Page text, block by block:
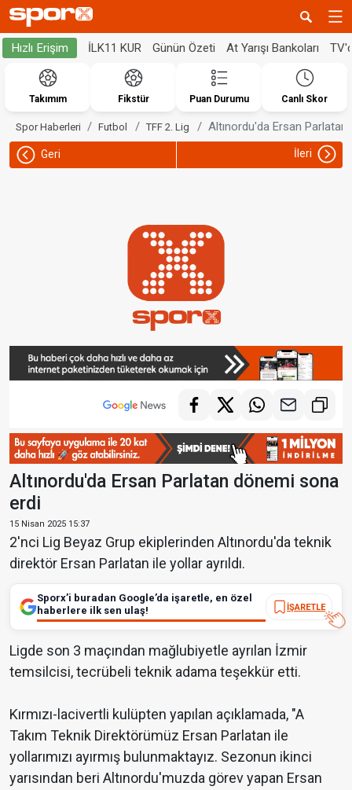
Hızlı Erişim İLK11 KUR Günün Özeti At Yarışı Bankoları
Takımım Fikstür Puan Durumu Canlı Skor
Spor Haberleri Futbol TFF 2. Lig Altınordu'da Ersan
Geri İleri
Altınordu'da Ersan Parlatan dönemi sona
erdi
15 Nisan 2025 15:37
2'nci Lig Beyaz Grup ekiplerinden Altınordu'da teknik
direktör Ersan Parlatan ile yollar ayrıldı.
Sporx’i buradan Google’da işaretle, en özel
haberlere ilk sen ulaş!
İŞARETLE
Ligde son 3 maçından mağlubiyetle ayrılan İzmir
temsilcisi, tecrübeli teknik adama teşekkür etti.
Kırmızı-lacivertli kulüpten yapılan açıklamada, "A
Takım Teknik Direktörümüz Ersan Parlatan ile
yollarımızı ayırmış bulunmaktayız. Sezonun ikinci
yarısından beri Altınordu'muzda görev yapan Ersan